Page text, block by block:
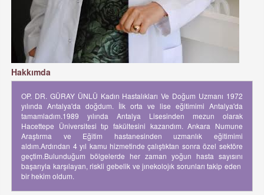
Hakkımda
OP. DR. GÜRAY ÜNLÜ Kadın Hastalıkları Ve Doğum Uzmanı 1972
yılında Antalya'da doğdum. İlk orta ve lise eğitimimi Antalya'da
tamamladım.1989 yılında Antalya Lisesinden mezun olarak
Hacettepe Üniversitesi tıp fakültesini kazandım. Ankara Numune
Araştırma ve Eğitim hastanesinden uzmanlık eğitimimi
aldım.Ardından 4 yıl kamu hizmetinde çalıştıktan sonra özel sektöre
geçtim.Bulunduğum bölgelerde her zaman yoğun hasta sayısını
başarıyla karşılayan, riskli gebelik ve jınekolojık sorunları takip eden
bir hekim oldum.